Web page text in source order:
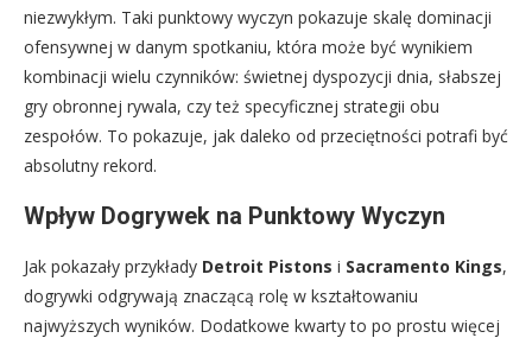
niezwykłym. Taki punktowy wyczyn pokazuje skalę dominacji
ofensywnej w danym spotkaniu, która może być wynikiem
kombinacji wielu czynników: świetnej dyspozycji dnia, słabszej
gry obronnej rywala, czy też specyficznej strategii obu
zespołów. To pokazuje, jak daleko od przeciętności potrafi być
absolutny rekord.
Wpływ Dogrywek na Punktowy Wyczyn
Jak pokazały przykłady Detroit Pistons i Sacramento Kings,
dogrywki odgrywają znaczącą rolę w kształtowaniu
najwyższych wyników. Dodatkowe kwarty to po prostu więcej